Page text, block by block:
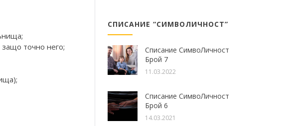
точно него;
СПИСАНИЕ “СИМВОЛИЧНОСТ”
Списание СимвоЛичност
Брой 7
11.03.2022
Списание СимвоЛичност
Брой 6
14.03.2021